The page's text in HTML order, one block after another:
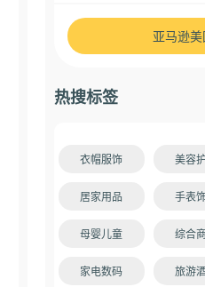
亚马逊
热搜标签
衣帽服饰 美容
居家用品 手表
母婴儿童 综合
家电数码 旅游